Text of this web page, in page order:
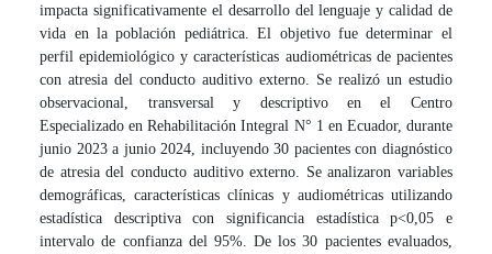
impacta significativamente el desarrollo del lenguaje y calidad de
vida en la población pediátrica. El objetivo fue determinar el
perfil epidemiológico y características audiométricas de pacientes
con atresia del conducto auditivo externo. Se realizó un estudio
observacional, transversal y descriptivo en el Centro
Especializado en Rehabilitación Integral N° 1 en Ecuador, durante
junio 2023 a junio 2024, incluyendo 30 pacientes con diagnóstico
de atresia del conducto auditivo externo. Se analizaron variables
demográficas, características clínicas y audiométricas utilizando
estadística descriptiva con significancia estadística p<0,05 e
intervalo de confianza del 95%. De los 30 pacientes evaluados,